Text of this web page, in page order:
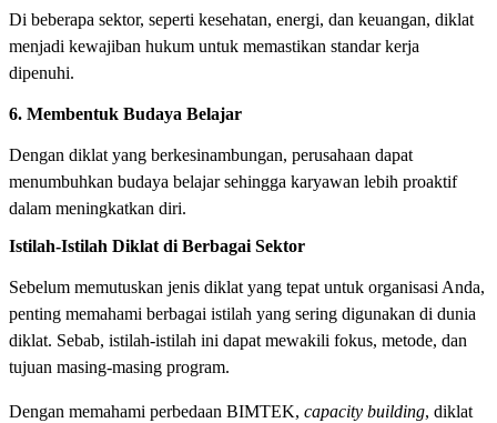
Di beberapa sektor, seperti kesehatan, energi, dan keuangan, diklat
menjadi kewajiban hukum untuk memastikan standar kerja
dipenuhi.
6. Membentuk Budaya Belajar
Dengan diklat yang berkesinambungan, perusahaan dapat
menumbuhkan budaya belajar sehingga karyawan lebih proaktif
dalam meningkatkan diri.
Istilah-Istilah Diklat di Berbagai Sektor
Sebelum memutuskan jenis diklat yang tepat untuk organisasi Anda,
penting memahami berbagai istilah yang sering digunakan di dunia
diklat. Sebab, istilah-istilah ini dapat mewakili fokus, metode, dan
tujuan masing-masing program.
Dengan memahami perbedaan BIMTEK, capacity building, diklat